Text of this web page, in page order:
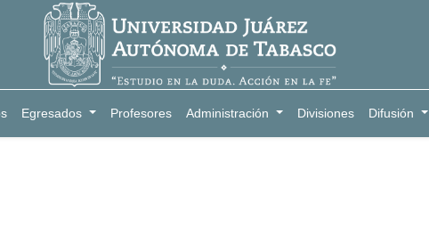
Egresados Profesores Administración Divisiones Difusión